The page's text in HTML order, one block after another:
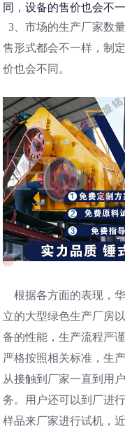
同，设备的售价也会不一
3、市场的生产厂家数
售形式都会不一样，制
价也会不同。
根据各方面的表现，
立的大型绿色生产厂房
备的性能，生产流程严
严格按照相关标准，生
从接触到厂家一直到用
务。用户还可以到厂进
样品来厂家进行试机，